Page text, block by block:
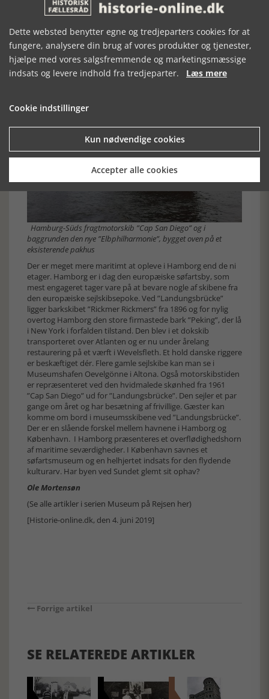
nemlig i Kiel ved afslutningen af første verdenskrig. På
øverste etage ses modelskibe indsamlet af Peter Tamm. Han
overdraget til en stiftelse og derpå udstillet på
søfartsmuseet. Her er bl. a. modelskibe af guld og sølv.
Museet har naturligvis rundvisninger, bibliotek,
museumsbutik og en restaurant som bl.a. byder på dagens
Hamburg-Süds fragtmotorskib ”Cap San Diego” og i
baggrunden den nye ”Elbphilharmonie”, bygget oven på et
eksisterende pakhus
Der er meget mere maritimt at opleve i Hamborg end de ni
etager. Hamborg er i dag den europæiske søfartsby, som
mest engageret tager vare på at bevare nogle af skibene fra
den europæiske sejlskibsepoke. Ved ”Landungsbrücke”
ligger barkskibet ”Rickmer Rickmers” fra 1896 og for nylig
overtog Hamborg den store firmastede bark ”Peking”, der lå
i New York i forfalden tilstand. Den blev i et dokskib
transporteret over Atlanten og er nu under årelang
restaurering på et værft i Wevelsfleth. Et hold danske riggere
er beskæftiget dér. Flere gamle sejlskibe kan man se i
Museumshafen Oevelgönne i Altona. Også motorskibstiden
er repræsenteret ved den hvidmalede skønhed fra 1961
”Cap San Diego” ud for ”Landungsbrücke”. Den sejler et par
gange om året og har besætning af frivillige. Gæster kan
komme om bord i museumsskibene ved ”Landungsbrücke”.
Der er en slående forskel mellem havnene i Hamborg og
København. I Hamborg præsenteres et overflødighedshorn
af maritime seværdigheder. I København savnes et
søfartsmuseum og en helhjertet indsats for den flydende
kulturarv. Har byen ved Sundet glemt sit ophav?
Ole Mortensøn
(Se alle artikler i serien Museum på Rejsen her)
[Historie-online.dk, den 4. juni 2019]
Forrige artikel
SE RELATEREDE ARTIKLER
Dette websted benytter egne og tredjeparters cookies for at
fungere, analysere din brug af vores produkter og tjenester,
hjælpe med vores salgsfremmende og marketingsmæssige
indsats og levere indhold fra tredjeparter. Læs mere
Cookie indstillinger
Kun nødvendige cookies
Accepter alle cookies